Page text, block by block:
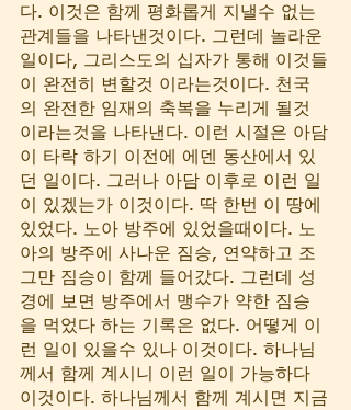
다. 이것은 함께 평화롭게 지낼수 없는
관계들을 나타낸것이다. 그런데 놀라운
일이다, 그리스도의 십자가 통해 이것들
이 완전히 변할것 이라는것이다. 천국
의 완전한 임재의 축복을 누리게 될것
이라는것을 나타낸다. 이런 시절은 아담
이 타락 하기 이전에 에덴 동산에서 있
던 일이다. 그러나 아담 이후로 이런 일
이 있겠는가 이것이다. 딱 한번 이 땅에
있었다. 노아 방주에 있었을때이다. 노
아의 방주에 사나운 짐승, 연약하고 조
그만 짐승이 함께 들어갔다. 그런데 성
경에 보면 방주에서 맹수가 약한 짐승
을 먹었다 하는 기록은 없다. 어떻게 이
런 일이 있을수 있나 이것이다. 하나님
께서 함께 계시니 이런 일이 가능하다
이것이다. 하나님께서 함께 계시면 지금